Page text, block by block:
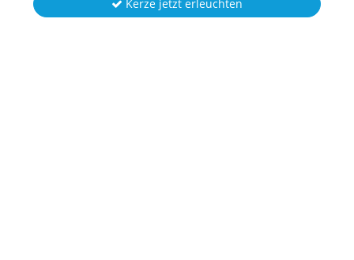
Kerze jetzt erleuchten